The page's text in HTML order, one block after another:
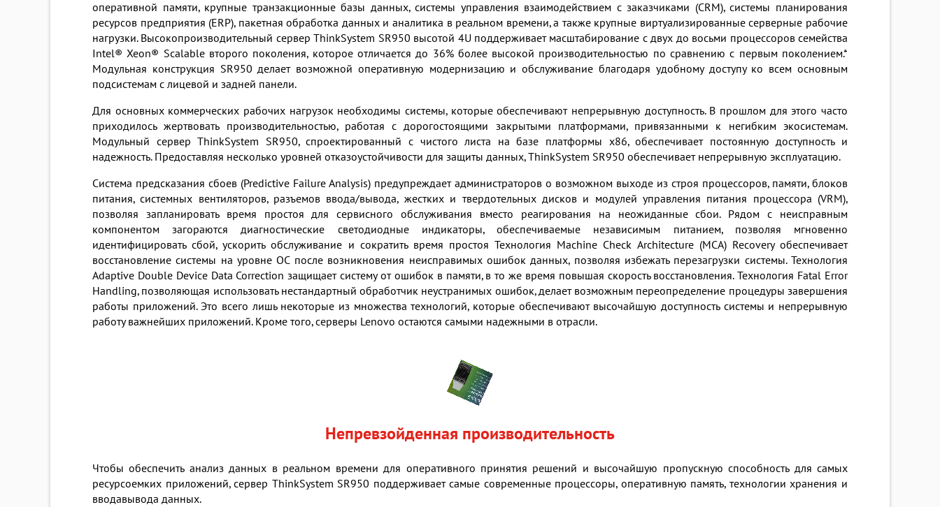
оперативной памяти, крупные транзакционные базы данных, системы управления взаимодействием с заказчиками (CRM), системы планирования
ресурсов предприятия (ERP), пакетная обработка данных и аналитика в реальном времени, а также крупные виртуализированные серверные рабочие
нагрузки. Высокопроизводительный сервер ThinkSystem SR950 высотой 4U поддерживает масштабирование с двух до восьми процессоров семейства
Intel® Xeon® Scalable второго поколения, которое отличается до 36% более высокой производительностью по сравнению с первым поколением.*
Модульная конструкция SR950 делает возможной оперативную модернизацию и обслуживание благодаря удобному доступу ко всем основным
подсистемам с лицевой и задней панели.
Для основных коммерческих рабочих нагрузок необходимы системы, которые обеспечивают непрерывную доступность. В прошлом для этого часто
приходилось жертвовать производительностью, работая с дорогостоящими закрытыми платформами, привязанными к негибким экосистемам.
Модульный сервер ThinkSystem SR950, спроектированный с чистого листа на базе платформы x86, обеспечивает постоянную доступность и
надежность. Предоставляя несколько уровней отказоустойчивости для защиты данных, ThinkSystem SR950 обеспечивает непрерывную эксплуатацию.
Система предсказания сбоев (Predictive Failure Analysis) предупреждает администраторов о возможном выходе из строя процессоров, памяти, блоков
питания, системных вентиляторов, разъемов ввода/вывода, жестких и твердотельных дисков и модулей управления питания процессора (VRM),
позволяя запланировать время простоя для сервисного обслуживания вместо реагирования на неожиданные сбои. Рядом с неисправным
компонентом загораются диагностические светодиодные индикаторы, обеспечиваемые независимым питанием, позволяя мгновенно
идентифицировать сбой, ускорить обслуживание и сократить время простоя Технология Machine Check Architecture (MCA) Recovery обеспечивает
восстановление системы на уровне ОС после возникновения неисправимых ошибок данных, позволяя избежать перезагрузки системы. Технология
Adaptive Double Device Data Correction защищает систему от ошибок в памяти, в то же время повышая скорость восстановления. Технология Fatal Error
Handling, позволяющая использовать нестандартный обработчик неустранимых ошибок, делает возможным переопределение процедуры завершения
работы приложений. Это всего лишь некоторые из множества технологий, которые обеспечивают высочайшую доступность системы и непрерывную
работу важнейших приложений. Кроме того, серверы Lenovo остаются самыми надежными в отрасли.
Непревзойденная производительность
Чтобы обеспечить анализ данных в реальном времени для оперативного принятия решений и высочайшую пропускную способность для самых
ресурсоемких приложений, сервер ThinkSystem SR950 поддерживает самые современные процессоры, оперативную память, технологии хранения и
вводавывода данных.